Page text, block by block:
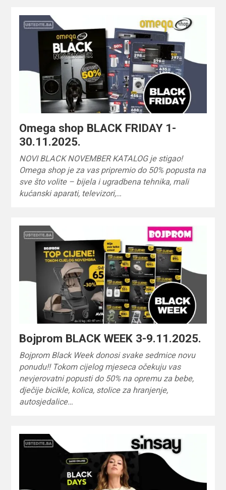
Omega shop BLACK FRIDAY 1-
30.11.2025.
NOVI BLACK NOVEMBER KATALOG je stigao!
Omega shop je za vas pripremio do 50% popusta na
sve što volite – bijela i ugradbena tehnika, mali
kućanski aparati, televizori,…
Bojprom BLACK WEEK 3-9.11.2025.
Bojprom Black Week donosi svake sedmice novu
ponudu!! Tokom cijelog mjeseca očekuju vas
nevjerovatni popusti do 50% na opremu za bebe,
dječije bicikle, kolica, stolice za hranjenje,
autosjedalice…